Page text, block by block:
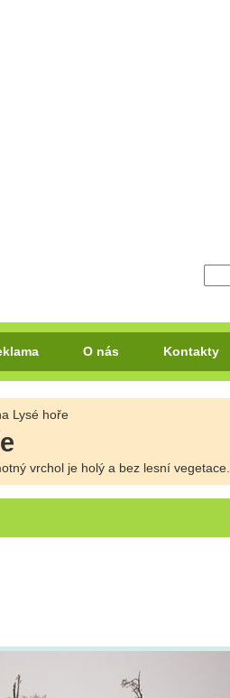
O nás Kontakty
Lysé hoře
vrchol je holý a bez lesní vegetace.